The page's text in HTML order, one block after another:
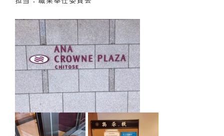
クラブのあゆみ
クラブの歴史
歴代会長・幹事
記念誌
案内